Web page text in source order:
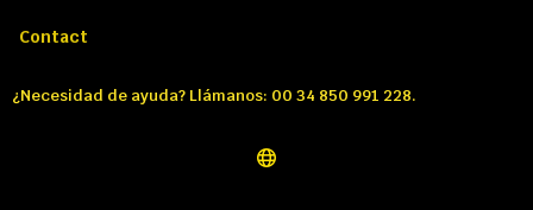
Contact
¿Necesidad de ayuda? Llámanos: 00 34 850 991 228.